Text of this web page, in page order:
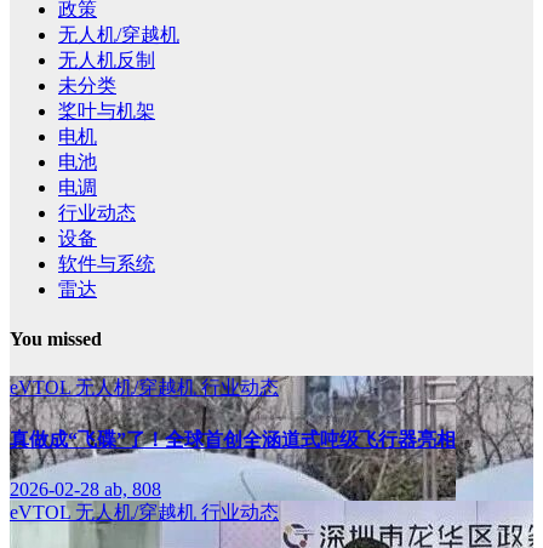
政策
无人机/穿越机
无人机反制
未分类
桨叶与机架
电机
电池
电调
行业动态
设备
软件与系统
雷达
You missed
eVTOL无人机/穿越机行业动态
真做成“飞碟”了！全球首创全涵道式吨级飞行器亮相
2026-02-28 ab, 808
eVTOL 无人机/穿越机 行业动态